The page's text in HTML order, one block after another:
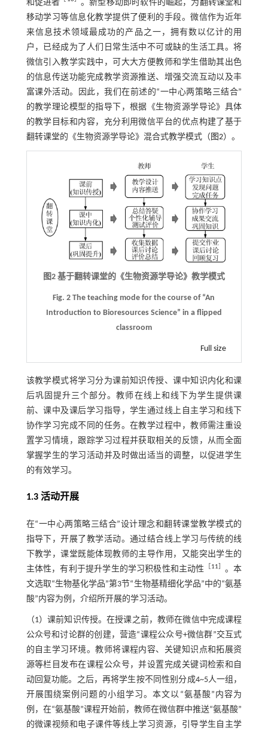
和促进者
。新型移动即时软件的崛起，为翻转课堂和
移动学习等信息化教学提供了便利的手段。微信作为近年
来信息技术领域最成功的产品之一，拥有数以亿计的用
户，已经成为了人们日常生活中不可或缺的生活工具。将
微信引入教学实践中，可大大方便教师和学生借助其出色
的信息传送功能完成教学资源推送、增强交流互动以及丰
富课外活动。因此，我们在前述的“一中心两策略三结合”
的教学理论模型的指导下，根据《生物资源学导论》具体
的教学目标和内容，充分利用微信平台的优点构建了基于
翻转课堂的《生物资源学导论》混合式教学模式（ 图2）。
图2 基于翻转课堂的《生物资源学导论》教学模式
Fig. 2 The teaching mode for the course of “An
Introduction to Bioresources Science” in a flipped
classroom
Full size
该教学模式将学习分为课前知识传授、课中知识内化和课
后巩固提升三个部分。教师在线上和线下为学生提供课
前、课中及课后学习指导，学生通过线上自主学习和线下
协作学习完成不同的任务。在教学过程中，教师需注重设
置学习情境，跟踪学习过程并获取相关的反馈，从而全面
掌握学生的学习活动并及时做出适当的调整，以促进学生
的有效学习。
1.3 活动开展
在“一中心两策略三结合”设计理念和翻转课堂教学模式的
指导下，开展了教学活动。通过结合线上学习与传统的线
下教学，课堂既能体现教师的主导作用，又能突出学生的
主体性，有利于提升学生的学习积极性和主动性
11
。本
文选取“生物基化学品”第3节“生物基精细化学品”中的“氨基
酸”内容为例，介绍所开展的学习活动。
（1）课前知识传授。在授课之前，教师在微信中完成课程
公众号和讨论群的创建，营造“课程公众号+微信群”交互式
的自主学习环境。教师将课程内容、关键知识点和拓展资
源等栏目发布在课程公众号，并设置完成关键词检索和自
动回复功能。之后，再将学生按不同性别分成4~5人一组，
开展围绕案例问题的小组学习。本文以“氨基酸”内容为
例，在“氨基酸”课程开始前，教师在微信群中推送“氨基酸”
的微课视频和电子课件等线上学习资源，引导学生自主学